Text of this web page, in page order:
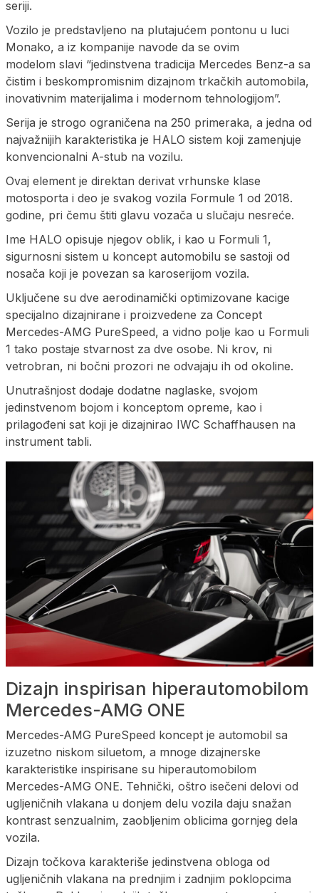
seriji.
Vozilo je predstavljeno na plutajućem pontonu u luci
Monako, a iz kompanije navode da se ovim
modelom slavi “jedinstvena tradicija Mercedes Benz-a sa
čistim i beskompromisnim dizajnom trkačkih automobila,
inovativnim materijalima i modernom tehnologijom”.
Serija je strogo ograničena na 250 primeraka, a jedna od
najvažnijih karakteristika je HALO sistem koji zamenjuje
konvencionalni A-stub na vozilu.
Ovaj element je direktan derivat vrhunske klase
motosporta i deo je svakog vozila Formule 1 od 2018.
godine, pri čemu štiti glavu vozača u slučaju nesreće.
Ime HALO opisuje njegov oblik, i kao u Formuli 1,
sigurnosni sistem u koncept automobilu se sastoji od
nosača koji je povezan sa karoserijom vozila.
Uključene su dve aerodinamički optimizovane kacige
specijalno dizajnirane i proizvedene za Concept
Mercedes-AMG PureSpeed, a vidno polje kao u Formuli
1 tako postaje stvarnost za dve osobe. Ni krov, ni
vetrobran, ni bočni prozori ne odvajaju ih od okoline.
Unutrašnjost dodaje dodatne naglaske, svojom
jedinstvenom bojom i konceptom opreme, kao i
prilagođeni sat koji je dizajnirao IWC Schaffhausen na
instrument tabli.
Dizajn inspirisan hiperautomobilom
Mercedes-AMG ONE
Mercedes-AMG PureSpeed koncept je automobil sa
izuzetno niskom siluetom, a mnoge dizajnerske
karakteristike inspirisane su hiperautomobilom
Mercedes-AMG ONE. Tehnički, oštro isečeni delovi od
ugljeničnih vlakana u donjem delu vozila daju snažan
kontrast senzualnim, zaobljenim oblicima gornjeg dela
vozila.
Dizajn točkova karakteriše jedinstvena obloga od
ugljeničnih vlakana na prednjim i zadnjim poklopcima